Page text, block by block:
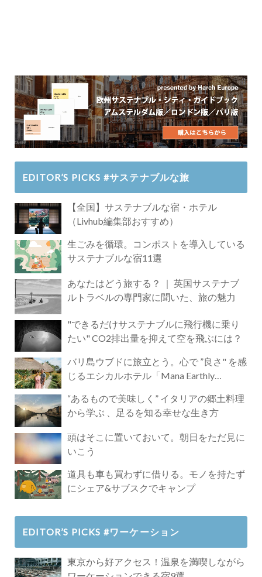
EDITOR’S PICKS #サステナブルな旅
【全国】サステナブルな宿・ホテル
（Livhub編集部おすすめ）
生ごみを循環。コンポストを導入している
サステナブルな宿11選
あなたはどう旅する？ ｜ 英国サステナブ
ルトラベルの専門家に聞いた、旅の魅力
"できるだけサステナブルに飛行機に乗り
たい" CO2排出量を抑えて空を飛ぶには？
バリ島ウブドに旅立とう。心で ”良さ" を感
じるエシカルホテル「Mana Earthly
“あるもので美味しく” イタリアの郷土料理
から学ぶ 、足るを知る幸せな生き方
頭はそこに置いておいて。朝日をただ見に
いこう
道具も車も買わずに借りる。モノを持たず
にシェア&サブスクでキャンプ
EDITOR’S PICKS #ワーケーション
東京から好アクセス！温泉を満喫しながら